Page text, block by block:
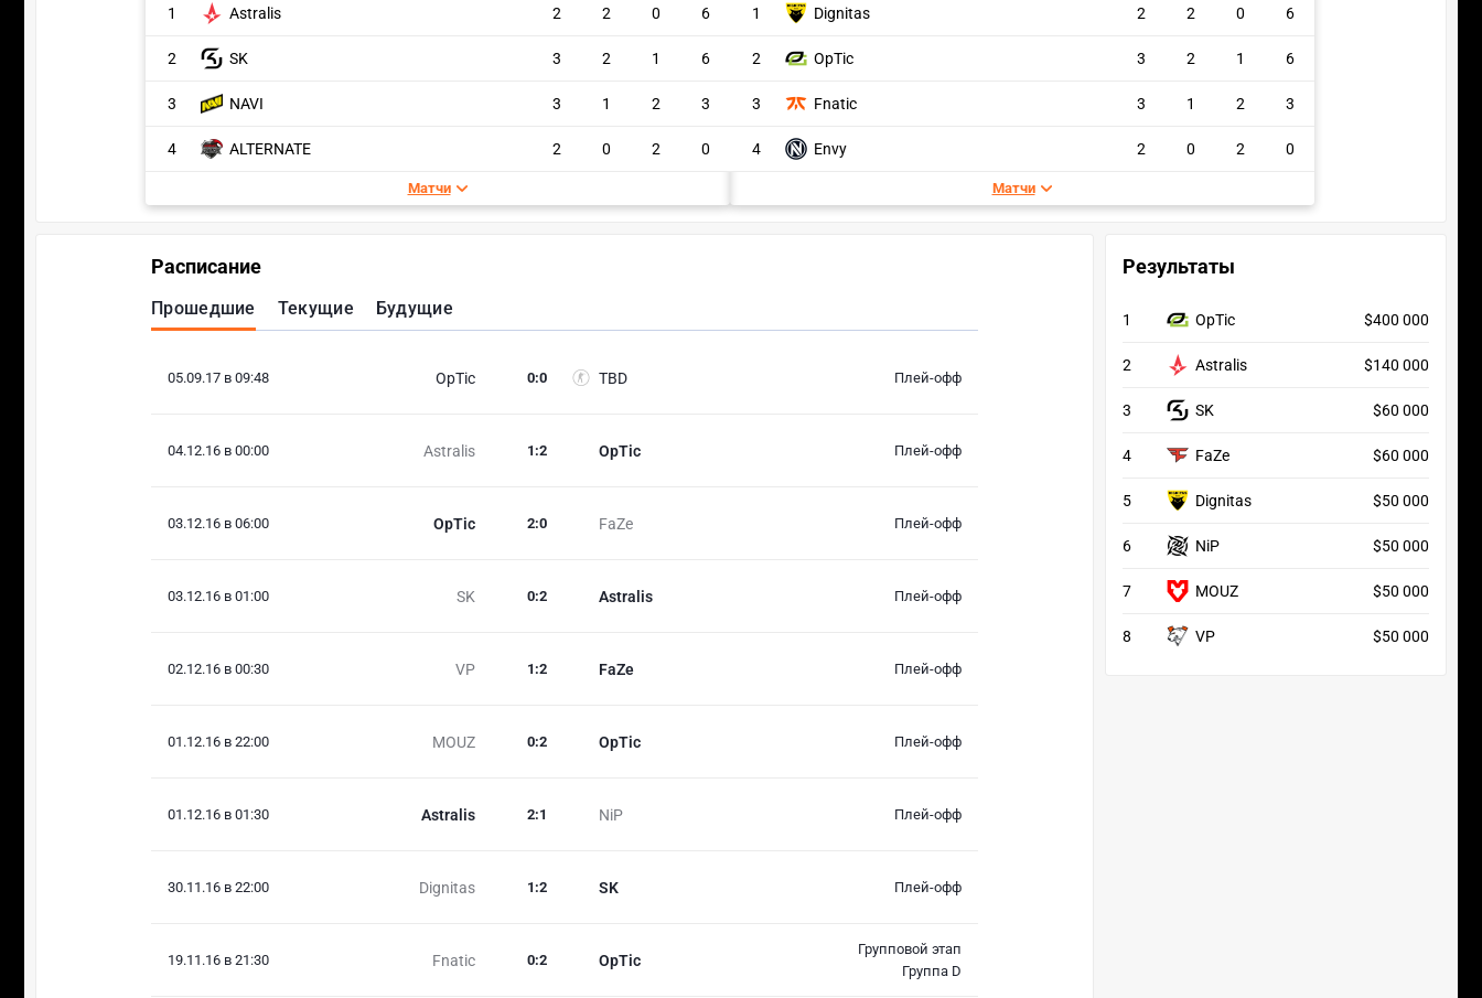
1 Astralis 2 2 0 6
2 SK 3 2 1 6
3 NAVI 3 1 2 3
4 ALTERNATE 2 0 2 0
Матчи
1 Dignitas 2 2 0 6
2 OpTic 3 2 1 6
3 Fnatic 3 1 2 3
4 Envy 2 0 2 0
Матчи
Расписание
Прошедшие Текущие Будущие
05.09.17 в 09:48 OpTic TBD
0:0 Плей-офф
04.12.16 в 00:00 Astralis OpTic
1 :2 Плей-офф
03.12.16 в 06:00 OpTic FaZe
2:0 Плей-офф
03.12.16 в 01:00 SK Astralis
0:2 Плей-офф
02.12.16 в 00:30 VP FaZe
1 :2 Плей-офф
01.12.16 в 22:00 MOUZ OpTic
0:2 Плей-офф
01.12.16 в 01:30 Astralis NiP
2:1 Плей-офф
30.11.16 в 22:00 Dignitas SK
1 :2 Плей-офф
19.11.16 в 21:30 Fnatic OpTic
0:2
Групповой этап
Группа D
Результаты
1 OpTic $400 000
2 Astralis $140 000
3 SK $60 000
4 FaZe $60 000
5 Dignitas $50 000
6 NiP $50 000
7 MOUZ $50 000
8 VP $50 000